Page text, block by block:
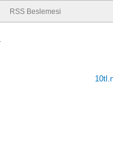
RSS Beslemesi